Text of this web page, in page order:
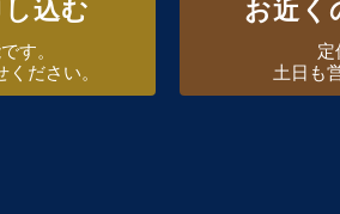
込む
す。
ださい。
お近く
定
土日も